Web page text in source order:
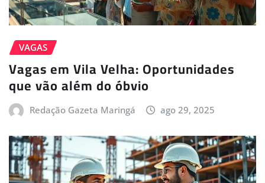
VAGAS
Vagas em Vila Velha: Oportunidades
que vão além do óbvio
Redação Gazeta Maringá ago 29, 2025